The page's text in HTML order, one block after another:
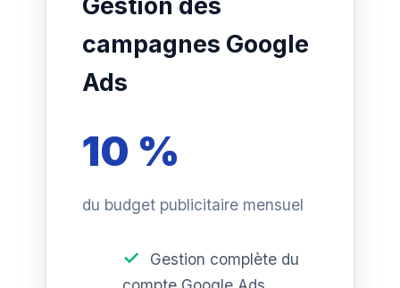
campagnes Google
Ads
10 %
du budget publicitaire mensuel
Gestion complète du